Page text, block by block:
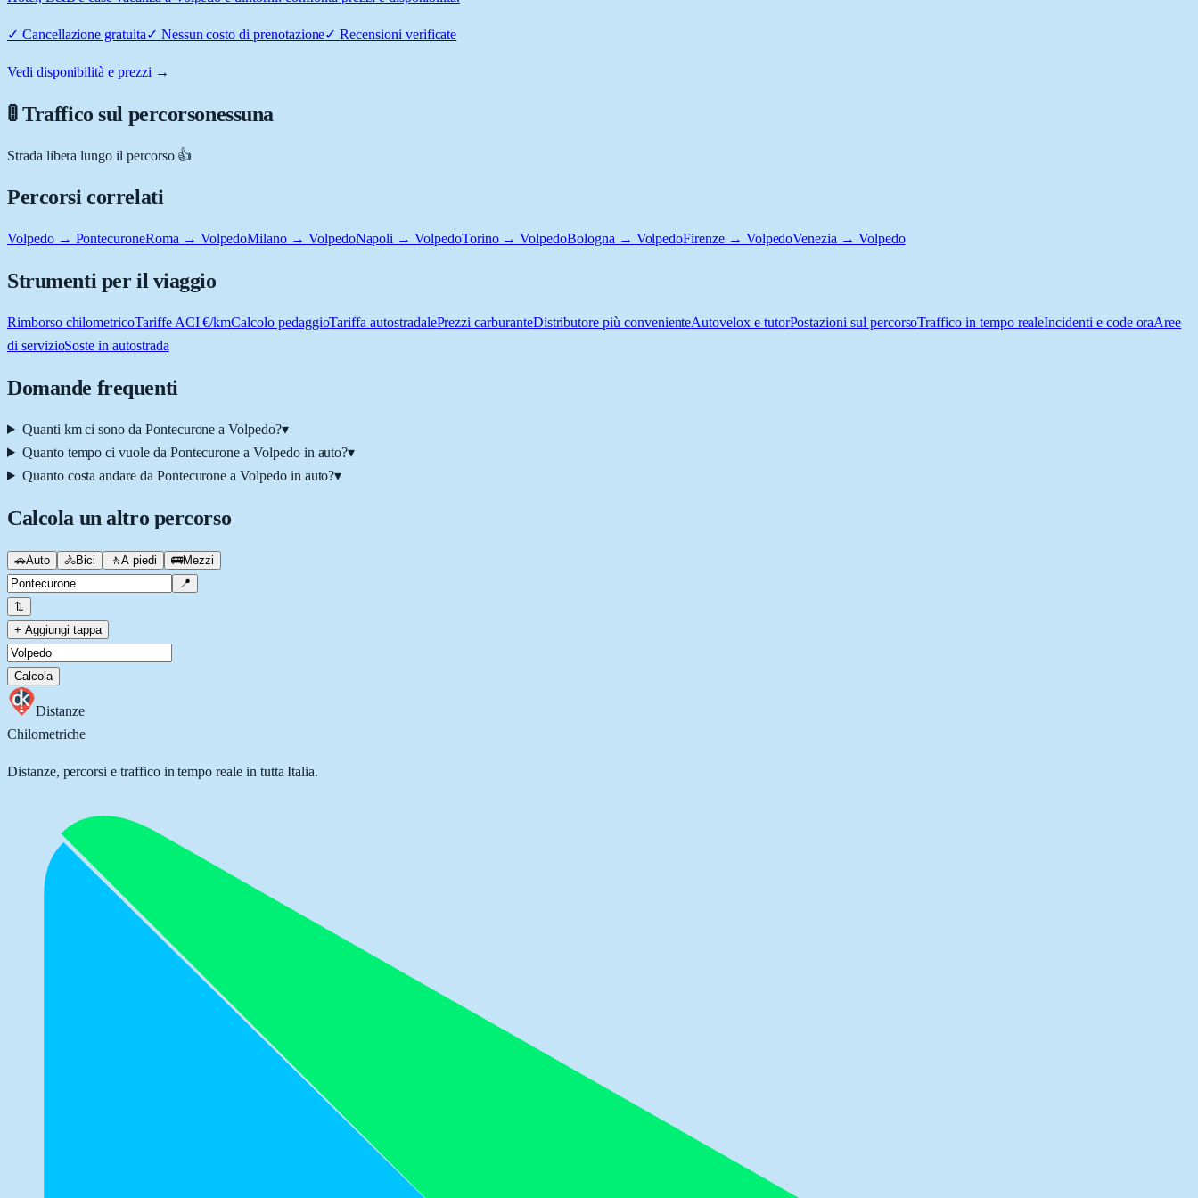
✓ Cancellazione gratuita✓ Nessun costo di prenotazione✓Recensioni verificate
Vedi disponibilità e prezzi →
🚦 Traffico sul percorsonessuna
Strada libera lungo il percorso 👍
Percorsi correlati
Volpedo → PontecuroneRoma → VolpedoMilano → VolpedoNapoli → VolpedoTorino → VolpedoBologna → VolpedoFirenze → VolpedoVenezia → Volpedo
Strumenti per il viaggio
Rimborso chilometricoTariffe ACI €/kmCalcolo pedaggioTariffa autostradalePrezzi carburanteDistributore più convenienteAutovelox e tutorPostazioni sul percorsoTraffico in tempo realeIncidenti e code oraAree
di servizioSoste in autostrada
Domande frequenti
Quanti km ci sono da Pontecurone a Volpedo?▾
Quanto tempo ci vuole da Pontecurone a Volpedo in auto?▾
Quanto costa andare da Pontecurone a Volpedo in auto?▾
Calcola un altro percorso
🚗Auto 🚴Bici 🚶 A piedi 🚌Mezzi
📍
⇅
+ Aggiungi tappa
Calcola
Distanze
Chilometriche
Distanze, percorsi e traffico in tempo reale in tutta Italia.